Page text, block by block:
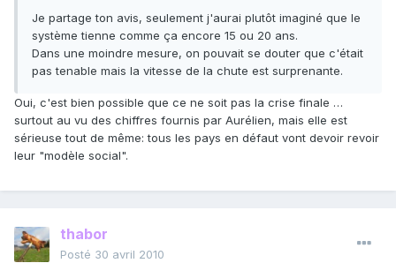
Je partage ton avis, seulement j'aurai plutôt imaginé que le
système tienne comme ça encore 15 ou 20 ans.
Dans une moindre mesure, on pouvait se douter que c'était
pas tenable mais la vitesse de la chute est surprenante.
Oui, c'est bien possible que ce ne soit pas la crise finale …
surtout au vu des chiffres fournis par Aurélien, mais elle est
sérieuse tout de même: tous les pays en défaut vont devoir revoir
leur "modèle social".
thabor
Posté 30 avril 2010